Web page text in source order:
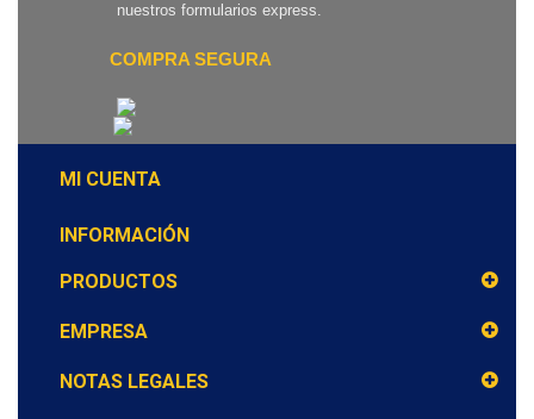
nuestros formularios express.
COMPRA SEGURA
MI CUENTA
INFORMACIÓN
PRODUCTOS
EMPRESA
NOTAS LEGALES